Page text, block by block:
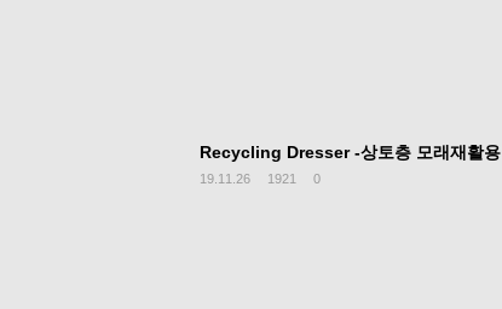
Recycling Dresser -상토층 모래재활용
19.11.26 1921 0